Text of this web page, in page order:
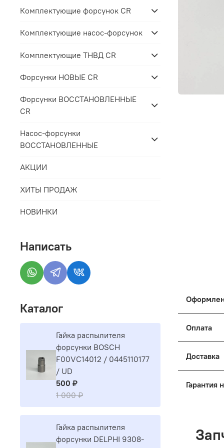
Оформить
Корзина,
Оплата
-
Введите
кнопку
Доставка
-
-
Гарантия
знакомы
Комплектующие форсунок CR
Комплектующие насос-форсунок
Комплектующие ТНВД CR
Форсунки НОВЫЕ CR
Форсунки ВОССТАНОВЛЕННЫЕ
CR
Насос-форсунки
ВОССТАНОВЛЕННЫЕ
АКЦИИ
ХИТЫ ПРОДАЖ
НОВИНКИ
Написать
Каталог
Гайка распылителя
форсунки BOSCH
F00VC14012 / 0445110177
/ UD
500 ₽
1 000 ₽
Гайка распылителя
форсунки DELPHI 9308-